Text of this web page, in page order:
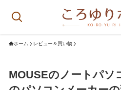
ホーム レビュー＆買い物
MOUSEのノートパソ